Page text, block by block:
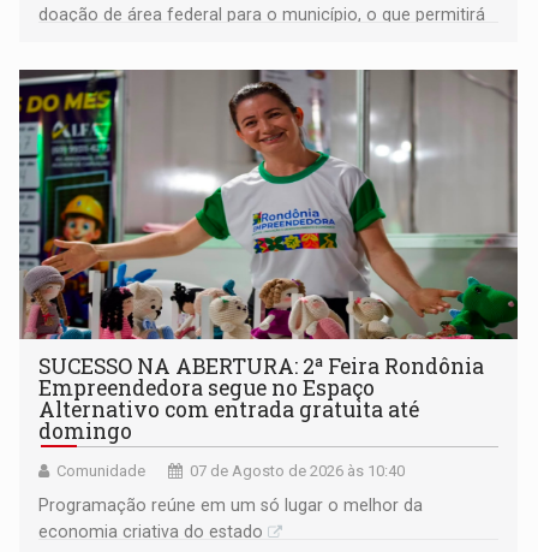
doação de área federal para o município, o que permitirá
SUCESSO NA ABERTURA: 2ª Feira Rondônia
Empreendedora segue no Espaço
Alternativo com entrada gratuita até
domingo
Comunidade 07 de Agosto de 2026 às 10:40
Programação reúne em um só lugar o melhor da
economia criativa do estado